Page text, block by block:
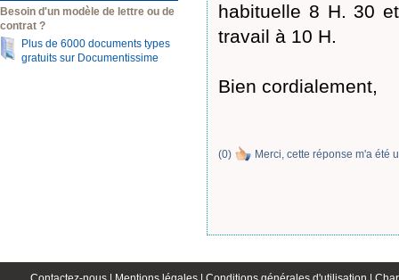
Besoin d'un modèle de lettre ou de
contrat ?
Plus de 6000 documents types
gratuits sur Documentissime
habituelle 8 H. 30
travail à 10 H.
Bien cordialement,
(0) Merci, cette réponse m'a été